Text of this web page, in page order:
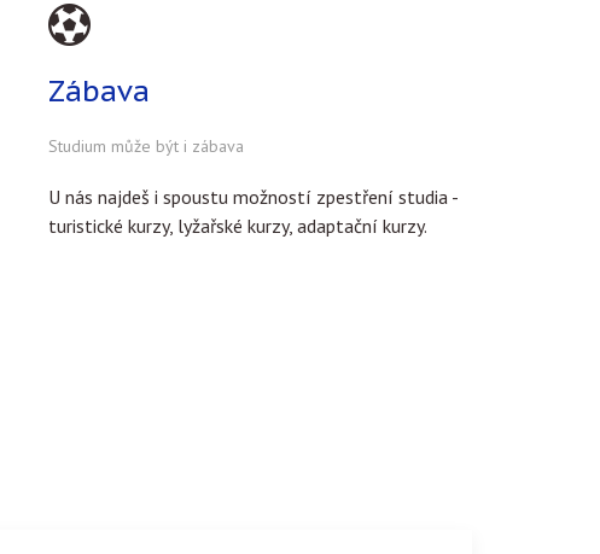
Zábava
Studium může být i zábava
U nás najdeš i spoustu možností zpestření studia -
turistické kurzy, lyžařské kurzy, adaptační kurzy.